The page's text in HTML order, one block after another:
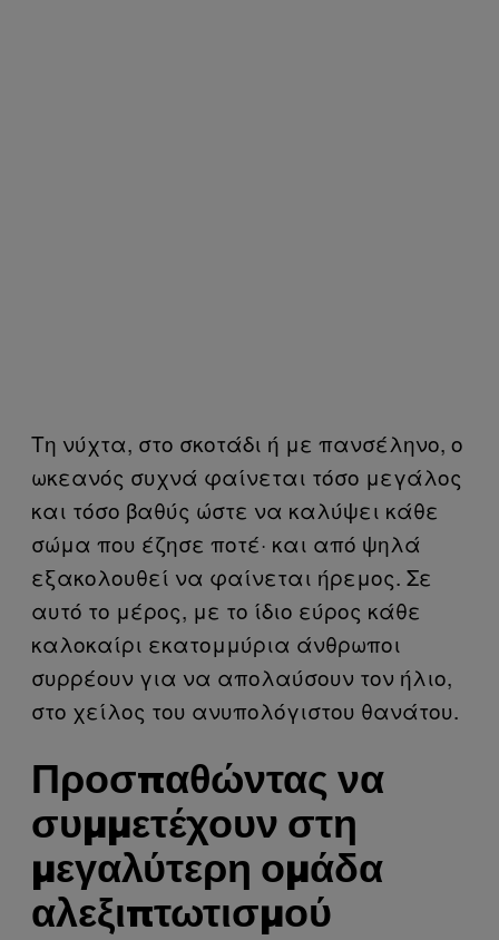
Τη νύχτα, στο σκοτάδι ή με πανσέληνο, ο
ωκεανός συχνά φαίνεται τόσο μεγάλος
και τόσο βαθύς ώστε να καλύψει κάθε
σώμα που έζησε ποτέ· και από ψηλά
εξακολουθεί να φαίνεται ήρεμος. Σε
αυτό το μέρος, με το ίδιο εύρος κάθε
καλοκαίρι εκατομμύρια άνθρωποι
συρρέουν για να απολαύσουν τον ήλιο,
στο χείλος του ανυπολόγιστου θανάτου.
Προσπαθώντας να
συμμετέχουν στη
μεγαλύτερη ομάδα
αλεξιπτωτισμού